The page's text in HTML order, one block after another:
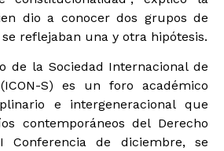
dio a conocer dos grupos de
reflejaban una y otra hipótesis.
de la Sociedad Internacional de
S) es un foro académico
e intergeneracional que
contemporáneos del Derecho
Conferencia de diciembre, se